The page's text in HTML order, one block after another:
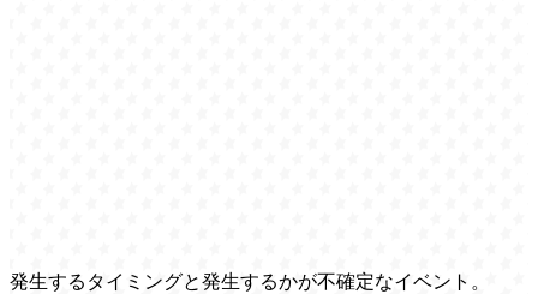
発生するタイミングと発生するかが不確定なイベント。